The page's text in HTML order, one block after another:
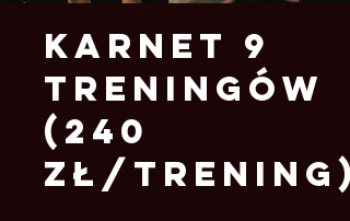
Karnet 9
Treningów
(240
zł/trening)